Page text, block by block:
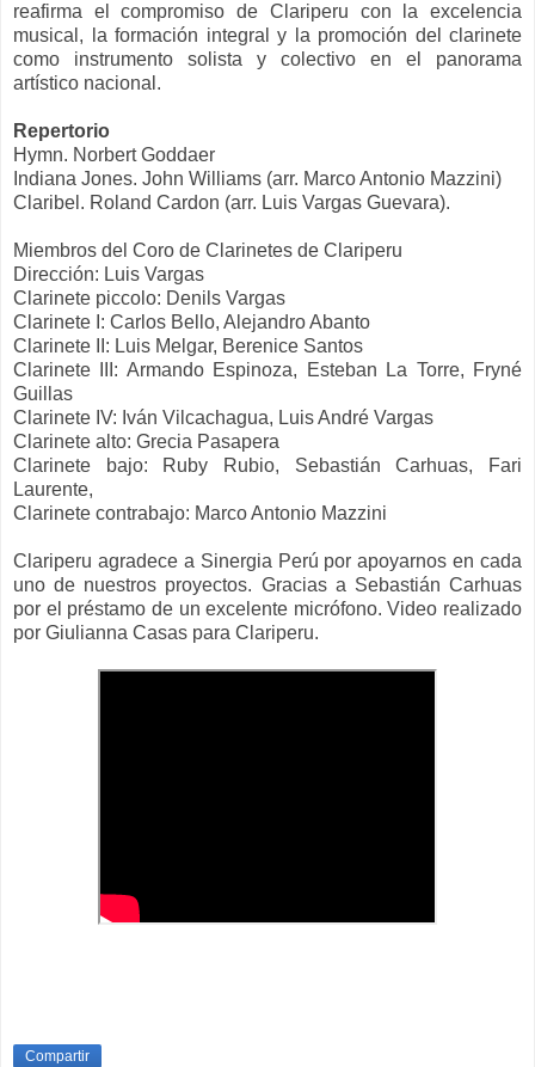
reafirma el compromiso de Clariperu con la excelencia
musical, la formación integral y la promoción del clarinete
como instrumento solista y colectivo en el panorama
artístico nacional.
Repertorio
Hymn. Norbert Goddaer
Indiana Jones. John Williams (arr. Marco Antonio Mazzini)
Claribel. Roland Cardon (arr. Luis Vargas Guevara).
Miembros del Coro de Clarinetes de Clariperu
Dirección: Luis Vargas
Clarinete piccolo: Denils Vargas
Clarinete I: Carlos Bello, Alejandro Abanto
Clarinete II: Luis Melgar, Berenice Santos
Clarinete III: Armando Espinoza, Esteban La Torre, Fryné
Guillas
Clarinete IV: Iván Vilcachagua, Luis André Vargas
Clarinete alto: Grecia Pasapera
Clarinete bajo: Ruby Rubio, Sebastián Carhuas, Fari
Laurente,
Clarinete contrabajo: Marco Antonio Mazzini
Clariperu agradece a Sinergia Perú por apoyarnos en cada
uno de nuestros proyectos. Gracias a Sebastián Carhuas
por el préstamo de un excelente micrófono. Video realizado
por Giulianna Casas para Clariperu.
Compartir